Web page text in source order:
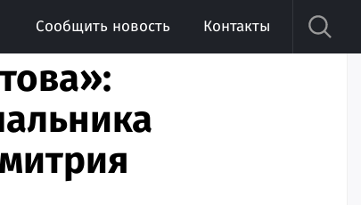
Сообщить новость Контакты